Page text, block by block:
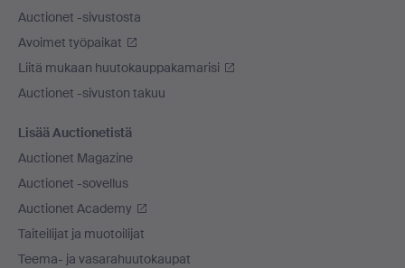
Auctionet -sivustosta
Avoimet työpaikat
Liitä mukaan huutokauppakamarisi
Auctionet -sivuston takuu
Lisää Auctionetistä
Auctionet Magazine
Auctionet -sovellus
Auctionet Academy
Taiteilijat ja muotoilijat
Teema- ja vasarahuutokaupat